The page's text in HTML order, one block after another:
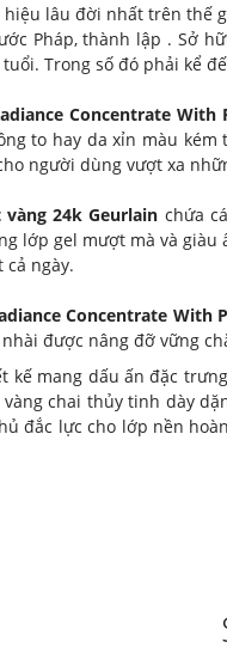
lâu đời nhất trên thế
Pháp, thành lập . Sở
Trong số đó phải kể
Concentrate With
to hay da xỉn màu
người dùng vượt xa
24k Geurlain chứa
lớp gel mượt mà và
ngày.
Concentrate With
được nâng đỡ vững
kế mang dấu ấn đặc
chai thủy tinh dày
đắc lực cho lớp nền